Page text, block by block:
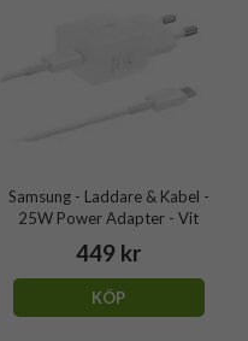
Samsung - Laddare & Kabel -
25W Power Adapter - Vit
449 kr
KÖP